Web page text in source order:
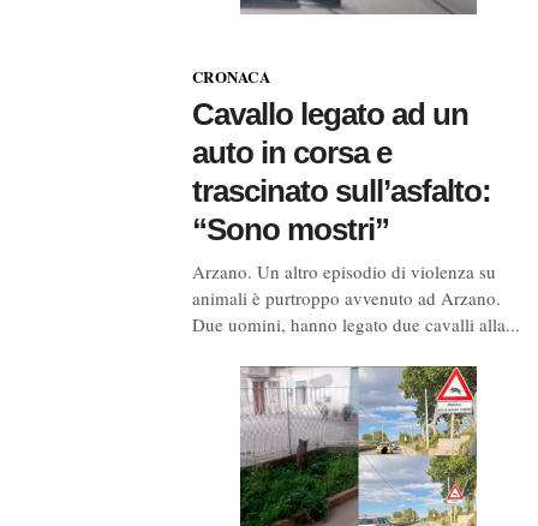
CRONACA
Cavallo legato ad un
auto in corsa e
trascinato sull’asfalto:
“Sono mostri”
Arzano. Un altro episodio di violenza su
animali è purtroppo avvenuto ad Arzano.
Due uomini, hanno legato due cavalli alla...